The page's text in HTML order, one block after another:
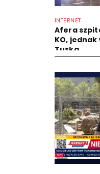
INTERNET
Afera
KO,
Tuska